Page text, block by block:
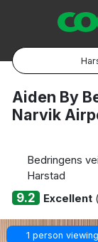
Popular
Hela
Stockholm
Göteborg
Malmö
Aiden By
Narvik
Bedringens
Harstad
9.2 Excellent(
1 person